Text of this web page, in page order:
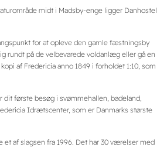
midt i Madsby-enge ligger Danhostel
for at opleve den gamle fæstningsby
rundt på de velbevarede voldanlæg eller gå en
af Fredericia anno 1849 i forholdet 1:10, som
dit første besøg i svømmehallen, badeland,
Idrætscenter, som er Danmarks største
et af slagsen fra 1996. Det har 30 værelser med